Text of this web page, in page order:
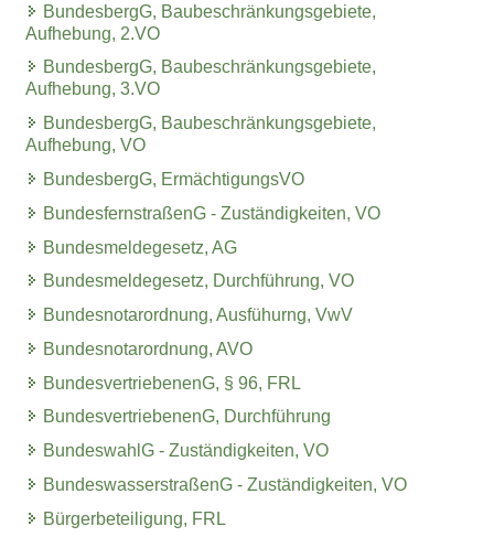
BundesbergG, Baubeschränkungsgebiete,
Aufhebung, 2.VO
BundesbergG, Baubeschränkungsgebiete,
Aufhebung, 3.VO
BundesbergG, Baubeschränkungsgebiete,
Aufhebung, VO
BundesbergG, ErmächtigungsVO
BundesfernstraßenG - Zuständigkeiten, VO
Bundesmeldegesetz, AG
Bundesmeldegesetz, Durchführung, VO
Bundesnotarordnung, Ausfühurng, VwV
Bundesnotarordnung, AVO
BundesvertriebenenG, § 96, FRL
BundesvertriebenenG, Durchführung
BundeswahlG - Zuständigkeiten, VO
BundeswasserstraßenG - Zuständigkeiten, VO
Bürgerbeteiligung, FRL